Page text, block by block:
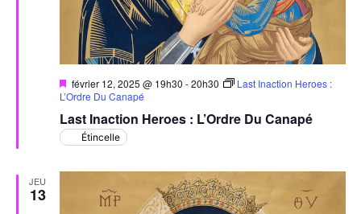
Last Inaction Heroes : L’Ordre Du Canapé
Mis
en
février 12, 2025 @ 19h30 -20h30
Last Inaction Heroes :
L’Ordre Du Canapé
Étincelle
JEU
13